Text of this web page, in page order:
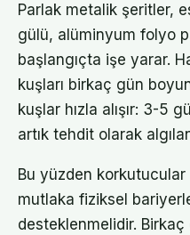
Parlak metalik şeritler,
gülü, alüminyum folyo
başlangıçta işe yarar.
kuşları birkaç gün
kuşlar hızla alışır: 3-5
artık tehdit olarak
Bu yüzden korkutucular
mutlaka fiziksel
desteklenmelidir.